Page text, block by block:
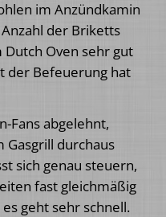
im Anzündkamin
der Briketts
Oven sehr gut
der Befeuerung hat
Fans abgelehnt,
durchaus
sich genau steuern,
fast gleichmäßig
geht sehr schnell.